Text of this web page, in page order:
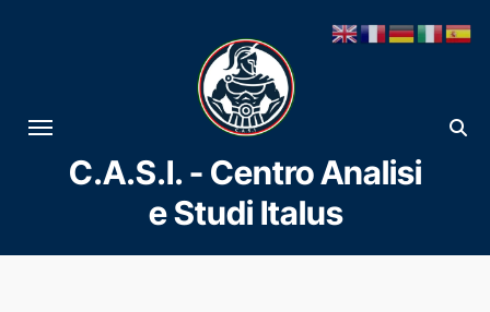
al
contenuto
C.A.S.I. - Centro Analisi
e Studi Italus